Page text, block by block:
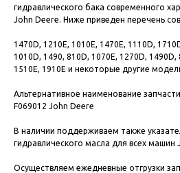
гидравлического бака современного
John Deere. Ниже приведен перечень
1470D, 1210E, 1010E, 1470E, 1110D,
1010D, 1490, 810D, 1070E, 1270D, 1490D,
1510E, 1910E и некоторые другие
Альтернативное наименование
F069012 John Deere
В наличии поддерживаем также
гидравлического масла для всех машин
Осуществляем ежедневные отгрузки